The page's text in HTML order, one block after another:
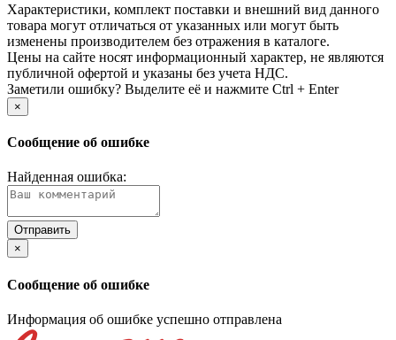
Xарактеристики, комплект поставки и внешний вид данного
товара могут отличаться от указанных или могут быть
изменены производителем без отражения в каталоге.
Цены на сайте носят информационный характер, не являются
публичной офертой и указаны без учета НДС.
Заметили ошибку? Выделите её и нажмите Ctrl + Enter
×
Сообщение об ошибке
Найденная ошибка:
×
Сообщение об ошибке
Информация об ошибке успешно отправлена